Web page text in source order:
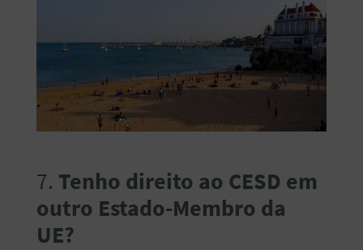
7. Tenho direito ao CESD em
outro Estado-Membro da
UE?